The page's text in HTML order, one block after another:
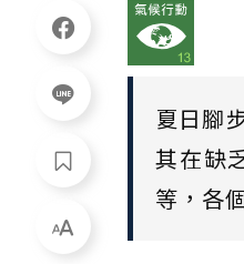
夏日腳
其在缺
等，各